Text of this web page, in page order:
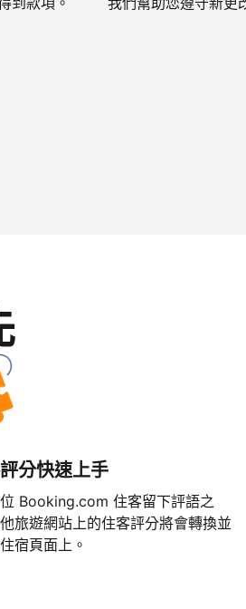
分快速上手
Booking.com 住客留下評語之
旅遊網站上的住客評分將會轉換並
宿頁面上。